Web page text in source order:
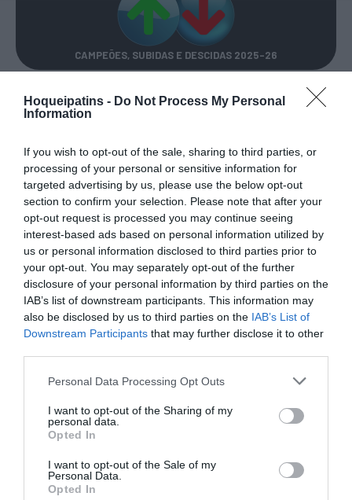
Hoqueipatins - Do Not Process My Personal
Information
If you wish to opt-out of the sale, sharing to third parties, or
processing of your personal or sensitive information for
targeted advertising by us, please use the below opt-out
section to confirm your selection. Please note that after your
opt-out request is processed you may continue seeing
interest-based ads based on personal information utilized by
us or personal information disclosed to third parties prior to
your opt-out. You may separately opt-out of the further
disclosure of your personal information by third parties on the
IAB’s list of downstream participants. This information may
also be disclosed by us to third parties on the IAB’s List of
Downstream Participants that may further disclose it to other
Personal Data Processing Opt Outs
I want to opt-out of the Sharing of my
personal data.
Opted In
I want to opt-out of the Sale of my
Personal Data.
Opted In
CAMPEÕES, SUBIDAS E DESCIDAS 2025-26
JOGOS EM DIRETO
ÚLTIMOS
RESULTADOS
PRÓXIMOS
JOGOS
RESULTADOS
DO DIA
NOMEAÇÕES
DE ÁRBITROS
COMPETIÇÕESNACIONAIS
CAMP
PLACARD
DIVISÃO
DIVISÃO
FEMININO
DIVERSAS
SUB-23 SUB-19 SUB-13